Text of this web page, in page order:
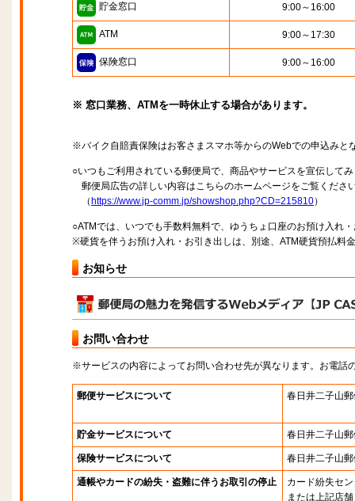
貯金窓口 9:00～16:00
ATM 9:00～17:30
保険窓口 9:00～16:00
※ 窓口業務、ATMを一時休止する場合があります。
※バイク自賠責保険はお客さまスマホ等からのWebでの申込みと
○いつもご利用されている郵便局で、商品やサービスを宣伝して
郵便局広告の詳しい内容はこちらのホームページをご覧くださ
（ https://www.jp-comm.jp/showshop.php?CD=215810）
○ATMでは、いつでも手数料無料で、ゆうちょ口座のお預け入れ
※硬貨を伴うお預け入れ・お引き出しは、別途、ATM硬貨預払料
お知らせ
お問い合わせ
※サービスの内容によってお問い合わせ先が異なります。お電話
郵便サービスについて 春日井二子山
貯金サービスについて 春日井二子山
保険サービスについて 春日井二子山
通帳やカードの紛失・盗難に伴うお取引の停止
カード紛失セ
または上記店舗